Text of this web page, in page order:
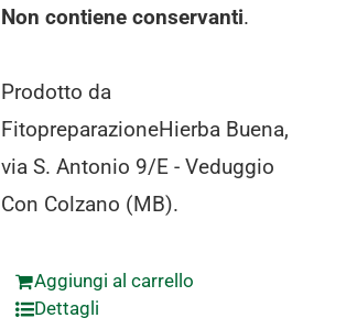
Non contiene conservanti.
Prodotto da
FitopreparazioneHierba Buena,
via S. Antonio 9/E - Veduggio
Con Colzano (MB).
Aggiungi al carrello
Dettagli